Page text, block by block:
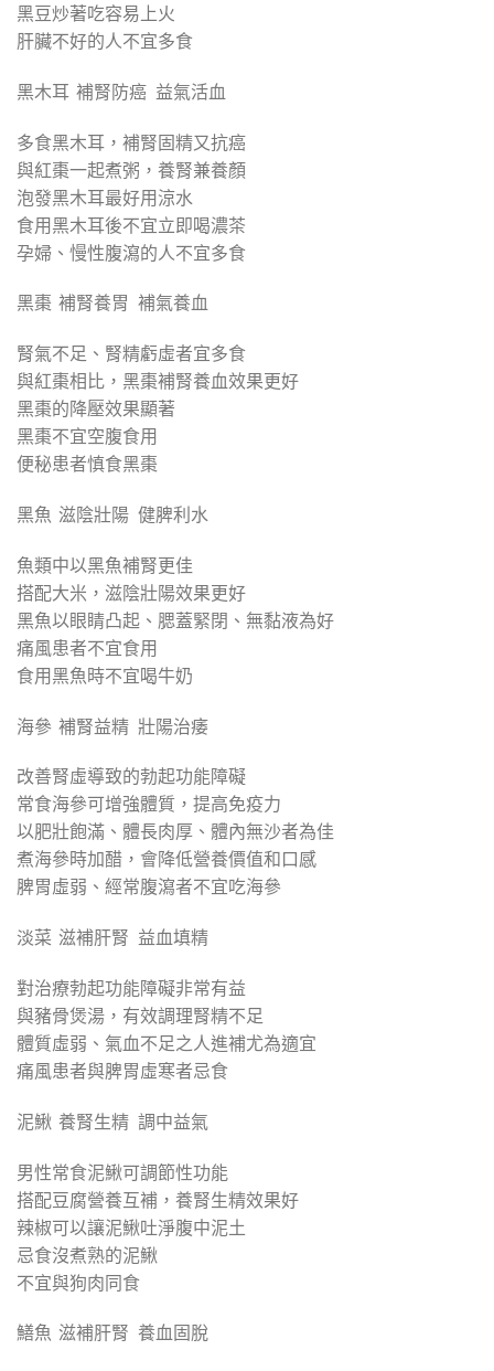
黑豆炒著吃容易上火
肝臟不好的人不宜多食
黑木耳 補腎防癌 益氣活血
多食黑木耳，補腎固精又抗癌
與紅棗一起煮粥，養腎兼養顏
泡發黑木耳最好用涼水
食用黑木耳後不宜立即喝濃茶
孕婦、慢性腹瀉的人不宜多食
黑棗 補腎養胃 補氣養血
腎氣不足、腎精虧虛者宜多食
與紅棗相比，黑棗補腎養血效果更好
黑棗的降壓效果顯著
黑棗不宜空腹食用
便秘患者慎食黑棗
黑魚 滋陰壯陽 健脾利水
魚類中以黑魚補腎更佳
搭配大米，滋陰壯陽效果更好
黑魚以眼睛凸起、腮蓋緊閉、無黏液為好
痛風患者不宜食用
食用黑魚時不宜喝牛奶
海參 補腎益精 壯陽治痿
改善腎虛導致的勃起功能障礙
常食海參可增強體質，提高免疫力
以肥壯飽滿、體長肉厚、體內無沙者為佳
煮海參時加醋，會降低營養價值和口感
脾胃虛弱、經常腹瀉者不宜吃海參
淡菜 滋補肝腎 益血填精
對治療勃起功能障礙非常有益
與豬骨煲湯，有效調理腎精不足
體質虛弱、氣血不足之人進補尤為適宜
痛風患者與脾胃虛寒者忌食
泥鰍 養腎生精 調中益氣
男性常食泥鰍可調節性功能
搭配豆腐營養互補，養腎生精效果好
辣椒可以讓泥鰍吐淨腹中泥土
忌食沒煮熟的泥鰍
不宜與狗肉同食
鱔魚 滋補肝腎 養血固脫